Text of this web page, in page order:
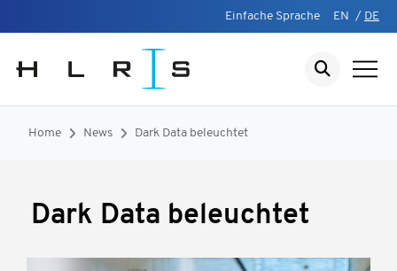
Einfache Sprache EN / DE
Home News Dark Data beleuchtet
Dark Data beleuchtet